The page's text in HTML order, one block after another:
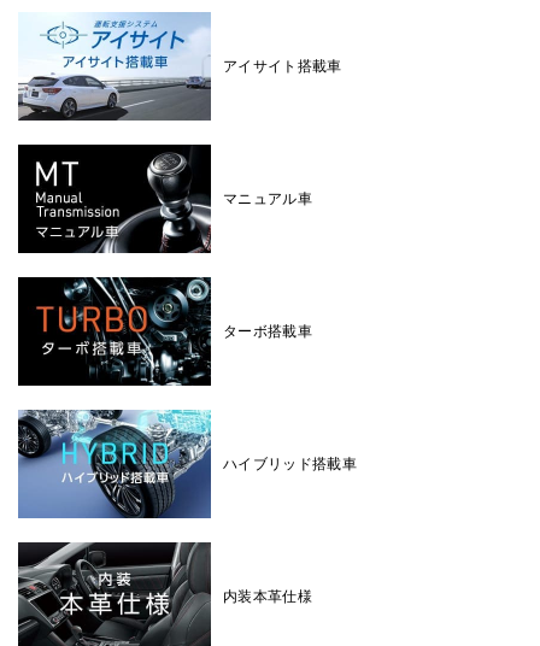
アイサイト搭載車
マニュアル車
ターボ搭載車
ハイブリッド搭載車
内装本革仕様